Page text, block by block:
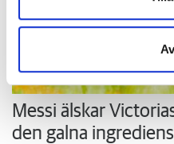
information som du har
samlat in när du har använt
Messi älskar
den galna